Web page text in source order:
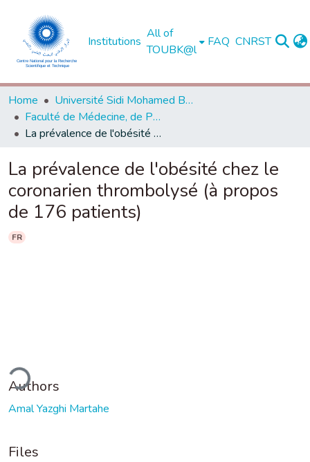
Institutions
All of
TOUBK@l
FAQ CNRST
Home
Université Sidi Mohamed Ben Abdellah de Fès
Faculté de Médecine, de Pharmacie et de Médecine Dentaire - Fès
La prévalence de l'obésité chez le coronarien thrombolysé (à propos de 176 patients)
La prévalence de l'obésité chez le
coronarien thrombolysé (à propos
de 176 patients)
FR
Authors
Amal Yazghi Martahe
Files